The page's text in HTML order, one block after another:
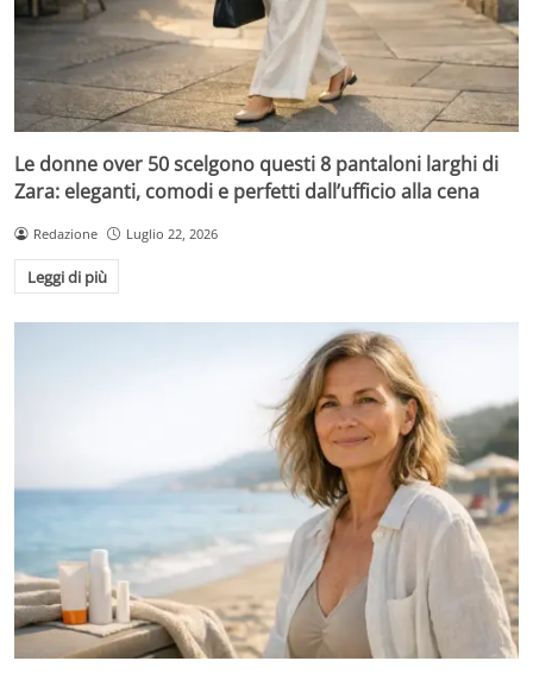
Le donne over 50 scelgono questi 8 pantaloni larghi di
Zara: eleganti, comodi e perfetti dall’ufficio alla cena
Redazione Luglio 22, 2026
Leggi di più